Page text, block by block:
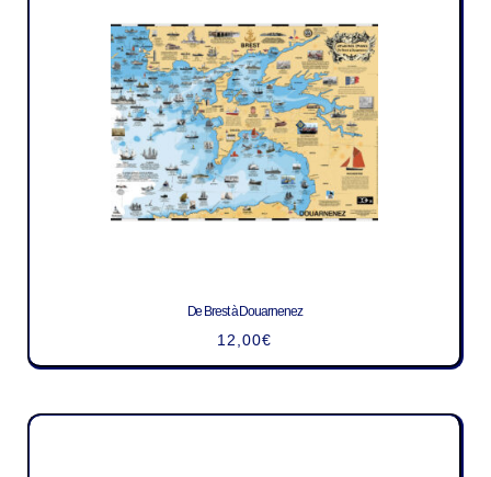
De Brest à Douarnenez
12,00€